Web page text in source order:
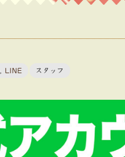
LINE スタッフ